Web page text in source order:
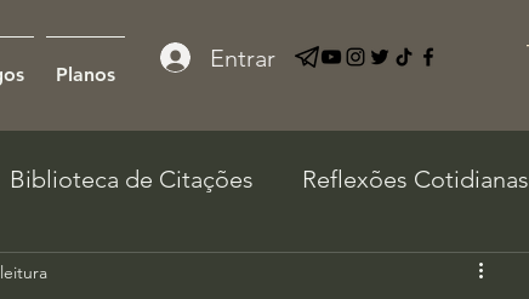
Planos
Entrar
Biblioteca de Citações Reflexões Cotidianas